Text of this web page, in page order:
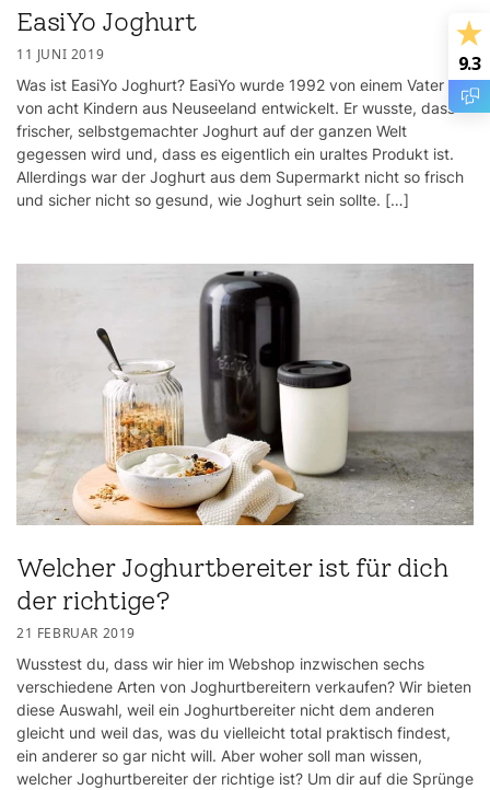
EasiYo Joghurt
11 JUNI 2019
Was ist EasiYo Joghurt? EasiYo wurde 1992 von einem Vater
von acht Kindern aus Neuseeland entwickelt. Er wusste, dass
frischer, selbstgemachter Joghurt auf der ganzen Welt
gegessen wird und, dass es eigentlich ein uraltes Produkt ist.
Allerdings war der Joghurt aus dem Supermarkt nicht so frisch
und sicher nicht so gesund, wie Joghurt sein sollte. […]
Welcher Joghurtbereiter ist für dich
der richtige?
21 FEBRUAR 2019
Wusstest du, dass wir hier im Webshop inzwischen sechs
verschiedene Arten von Joghurtbereitern verkaufen? Wir bieten
diese Auswahl, weil ein Joghurtbereiter nicht dem anderen
gleicht und weil das, was du vielleicht total praktisch findest,
ein anderer so gar nicht will. Aber woher soll man wissen,
welcher Joghurtbereiter der richtige ist? Um dir auf die Sprünge
9.3